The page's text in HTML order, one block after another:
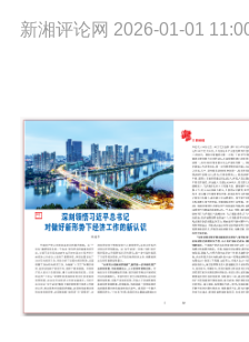
新湘评论网 2026-01-01